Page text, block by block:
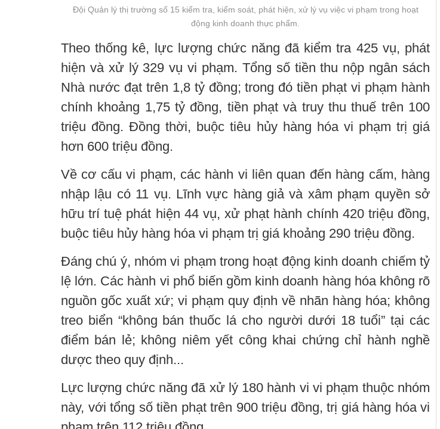
Đội Quản lý thị trường số 15 kiểm tra, kiểm soát, phát hiện, xử lý vụ việc vi phạm trong hoạt
động kinh doanh thực phẩm.
Theo thống kê, lực lượng chức năng đã kiểm tra 425 vụ, phát
hiện và xử lý 329 vụ vi phạm. Tổng số tiền thu nộp ngân sách
Nhà nước đạt trên 1,8 tỷ đồng; trong đó tiền phạt vi phạm hành
chính khoảng 1,75 tỷ đồng, tiền phạt và truy thu thuế trên 100
triệu đồng. Đồng thời, buộc tiêu hủy hàng hóa vi phạm trị giá
hơn 600 triệu đồng.
Về cơ cấu vi phạm, các hành vi liên quan đến hàng cấm, hàng
nhập lậu có 11 vụ. Lĩnh vực hàng giả và xâm phạm quyền sở
hữu trí tuệ phát hiện 44 vụ, xử phạt hành chính 420 triệu đồng,
buộc tiêu hủy hàng hóa vi phạm trị giá khoảng 290 triệu đồng.
Đáng chú ý, nhóm vi phạm trong hoạt động kinh doanh chiếm tỷ
lệ lớn. Các hành vi phổ biến gồm kinh doanh hàng hóa không rõ
nguồn gốc xuất xứ; vi phạm quy định về nhãn hàng hóa; không
treo biển “không bán thuốc lá cho người dưới 18 tuổi” tại các
điểm bán lẻ; không niêm yết công khai chứng chỉ hành nghề
dược theo quy định...
Lực lượng chức năng đã xử lý 180 hành vi vi phạm thuộc nhóm
này, với tổng số tiền phạt trên 900 triệu đồng, trị giá hàng hóa vi